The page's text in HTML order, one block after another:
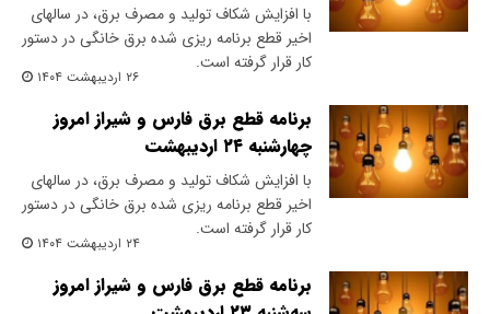
با افزایش شکاف تولید و مصرف برق، در سالهای
اخیر قطع برنامه ریزی شده برق خانگی در دستور
کار قرار گرفته است.
۲۶ اردیبهشت ۱۴۰۴
برنامه قطع برق فارس و شیراز امروز
چهارشنبه ۲۴ اردیبهشت
با افزایش شکاف تولید و مصرف برق، در سالهای
اخیر قطع برنامه ریزی شده برق خانگی در دستور
کار قرار گرفته است.
۲۴ اردیبهشت ۱۴۰۴
برنامه قطع برق فارس و شیراز امروز